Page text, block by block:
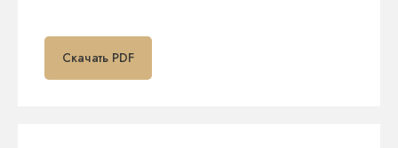
Скачать PDF